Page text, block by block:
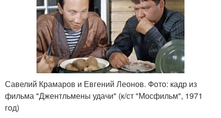
Савелий Крамаров и Евгений Леонов. Фото: кадр из
фильма "Джентльмены удачи" (к/ст "Мосфильм", 1971
год)